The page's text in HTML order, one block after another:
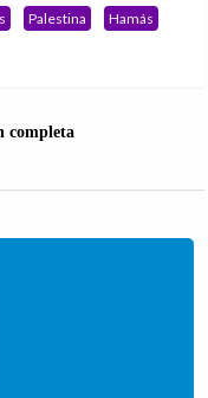
Palestina
Hamás
completa